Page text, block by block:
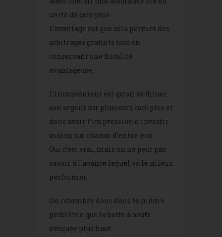
unité de comptes.
L’avantage est que cela permet des
arbitrages gratuits tout en
conservant une fiscalité
avantageuse.
L’inconvénient est qu’on va diluer
son argent sur plusieurs comptes et
donc avoir l’impression d’investir
moins sur chacun d’entre-eux.
Oui c’est vrai, mais on ne peut pas
savoir à l’avance lequel va le mieux
performer.
On retombre donc dans le même
problème que la boîte à oeufs
evoquée plus haut.